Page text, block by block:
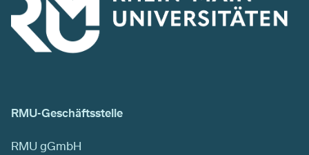
RMU-Geschäftsstelle
RMU gGmbH